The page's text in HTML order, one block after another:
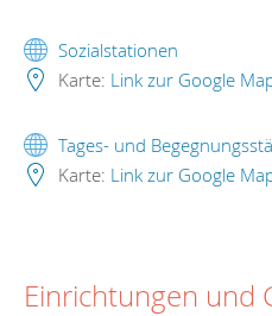
Sozialstationen
Karte: Link zur Google
Tages- und
Karte: Link zur Google
Einrichtungen und